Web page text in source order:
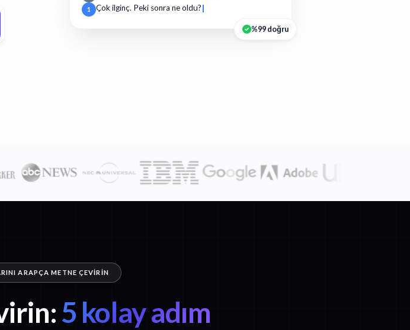
1 Çok ilginç. Peki sonra ne oldu?
%99 doğru
ARAPÇA METNE ÇEVIRIN
5 kolay adım